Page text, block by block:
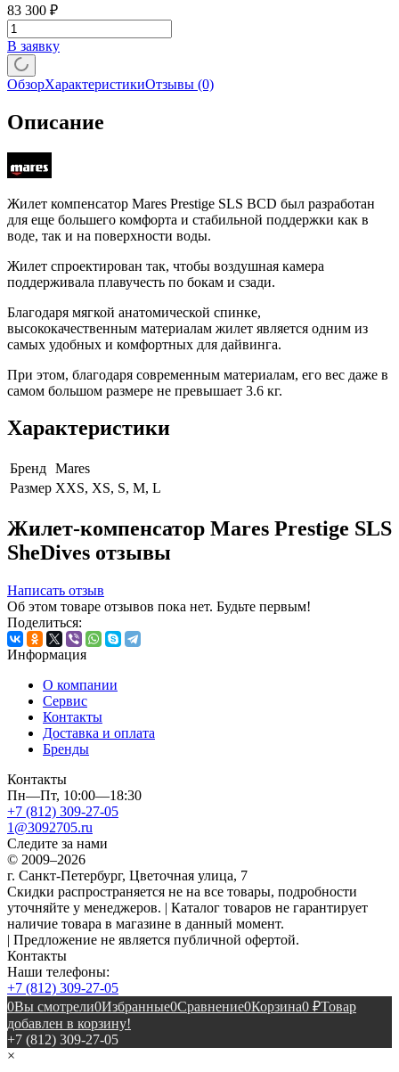
83 300 ₽
В заявку
ОбзорХарактеристикиОтзывы (0)
Описание
Жилет компенсатор Mares Prestige SLS BCD был разработан
для еще большего комфорта и стабильной поддержки как в
воде, так и на поверхности воды.
Жилет спроектирован так, чтобы воздушная камера
поддерживала плавучесть по бокам и сзади.
Благодаря мягкой анатомической спинке,
высококачественным материалам жилет является одним из
самых удобных и комфортных для дайвинга.
При этом, благодаря современным материалам, его вес даже в
самом большом размере не превышает 3.6 кг.
Характеристики
Бренд Mares
Размер XXS, XS, S, M, L
Жилет-компенсатор Mares Prestige SLS
SheDives отзывы
Написать отзыв
Об этом товаре отзывов пока нет. Будьте первым!
Поделиться:
Информация
О компании
Сервис
Контакты
Доставка и оплата
Бренды
Контакты
Пн—Пт, 10:00—18:30
+7 (812) 309-27-05
1@3092705.ru
Следите за нами
© 2009–2026
г. Санкт-Петербург, Цветочная улица, 7
Скидки распространяется не на все товары, подробности
уточняйте у менеджеров. | Каталог товаров не гарантирует
наличие товара в магазине в данный момент.
| Предложение не является публичной офертой.
Контакты
Наши телефоны:
+7 (812) 309-27-05
0Вы смотрели0Избранные0Сравнение0Корзина0 ₽Товар
добавлен в корзину!
+7 (812) 309-27-05
×